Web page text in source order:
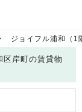
ジョイフル浦和（1
岸町の賃貸物